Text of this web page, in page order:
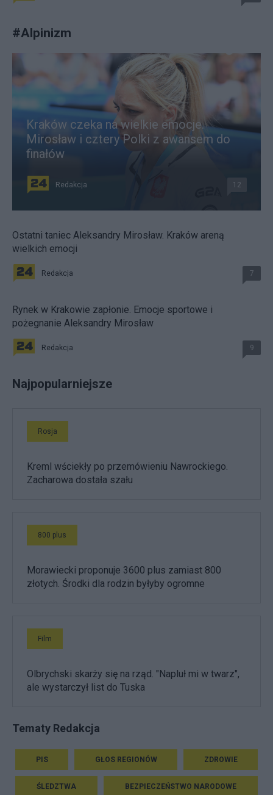
#Alpinizm
Kraków czeka na wielkie emocje.
Mirosław i cztery Polki z awansem do
finałów
Redakcja 12
Ostatni taniec Aleksandry Mirosław. Kraków areną
wielkich emocji
Redakcja 7
Rynek w Krakowie zapłonie. Emocje sportowe i
pożegnanie Aleksandry Mirosław
Redakcja 9
Najpopularniejsze
Rosja
Kreml wściekły po przemówieniu Nawrockiego.
Zacharowa dostała szału
800 plus
Morawiecki proponuje 3600 plus zamiast 800
złotych. Środki dla rodzin byłyby ogromne
Film
Olbrychski skarży się na rząd. "Napluł mi w twarz",
ale wystarczył list do Tuska
Tematy Redakcja
PIS GŁOS REGIONÓW ZDROWIE
ŚLEDZTWA BEZPIECZEŃSTWO NARODOWE